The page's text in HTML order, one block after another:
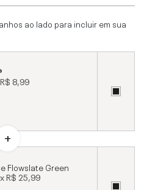
ao lado para incluir em sua
R$ 8,99
Flowslate Green
R$ 25,99